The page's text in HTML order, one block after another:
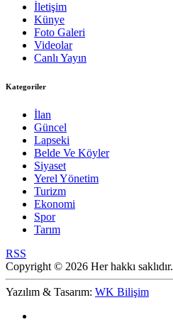
İletişim
Künye
Foto Galeri
Videolar
Canlı Yayın
Kategoriler
İlan
Güncel
Lapseki
Belde Ve Köyler
Siyaset
Yerel Yönetim
Turizm
Ekonomi
Spor
Tarım
RSS
Copyright © 2026 Her hakkı saklıdır.
Yazılım & Tasarım: WK Bilişim